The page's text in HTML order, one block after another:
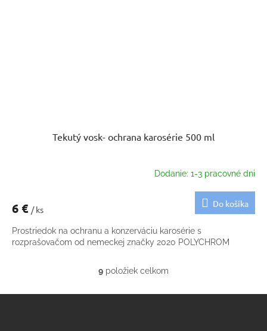
Tekutý vosk- ochrana karosérie 500 ml
Dodanie: 1-3 pracovné dni
6 € / ks
Do košíka
Prostriedok na ochranu a konzerváciu karosérie s
rozprašovačom od nemeckej značky 2020 POLYCHROM
O
9 položiek celkom